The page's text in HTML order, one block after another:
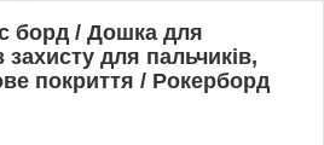
борд / Дошка для
для пальчиків,
покриття / Рокерборд